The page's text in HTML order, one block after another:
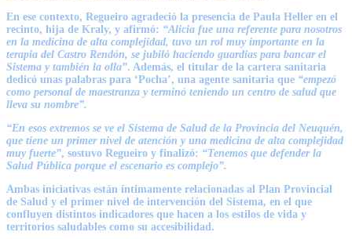
En ese contexto, Regueiro agradeció la presencia de Paula Heller en el
recinto, hija de Kraly, y afirmó: “Alicia fue una referente para nosotros
en la medicina de alta complejidad, tuvo un rol muy importante en la
terapia del Castro Rendón, se jubiló haciendo guardias para bancar el
Sistema y también la olla”. Además, el titular de la cartera sanitaria
dedicó unas palabras para ‘Pocha’, una agente sanitaria que “empezó
como personal de maestranza y terminó teniendo un centro de salud que
lleva su nombre”.
“En esos extremos se ve el Sistema de Salud de la Provincia del Neuquén,
que tiene un primer nivel de atención y una medicina de alta complejidad
muy fuerte”, sostuvo Regueiro y finalizó: “Tenemos que defender la
Salud Pública porque el escenario es complejo”.
Ambas iniciativas están íntimamente relacionadas al Plan Provincial
de Salud y el primer nivel de intervención del Sistema, en el que
confluyen distintos indicadores que hacen a los estilos de vida y
territorios saludables como su accesibilidad.